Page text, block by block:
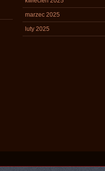
marzec 2025
luty 2025